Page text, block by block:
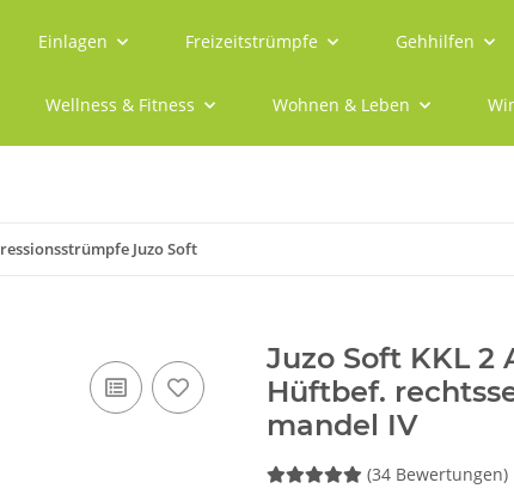
Einlagen Freizeitstrümpfe Gehhilfen
Wellness & Fitness Wohnen & Leben
Juzo Soft
Juzo Soft KKL 2
Hüftbef.
mandel IV
(34 Bewertungen)